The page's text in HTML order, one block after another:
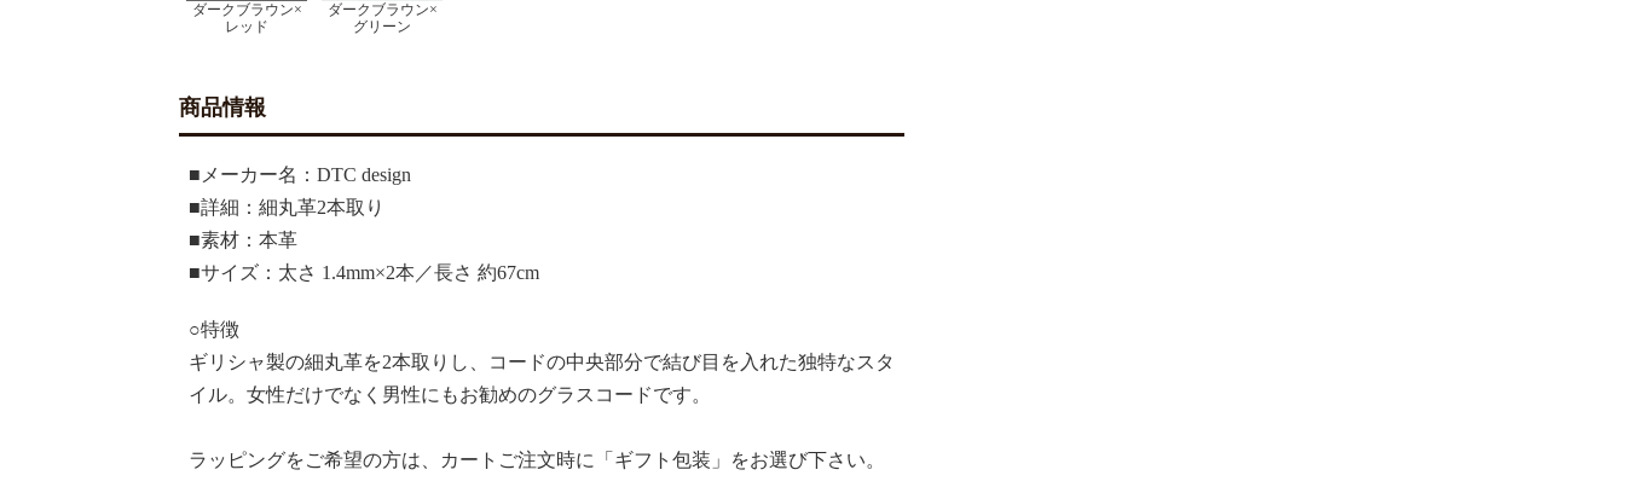
ダークブラウン×
レッド
ダークブラウン×
グリーン
商品情報
■メーカー名：DTC design
■詳細：細丸革2本取り
■素材：本革
■サイズ：太さ 1.4mm×2本／長さ 約67cm
○特徴
ギリシャ製の細丸革を2本取りし、コードの中央部分で結び目を入れた独特なスタ
イル。女性だけでなく男性にもお勧めのグラスコードです。
ラッピングをご希望の方は、カートご注文時に「ギフト包装」をお選び下さい。